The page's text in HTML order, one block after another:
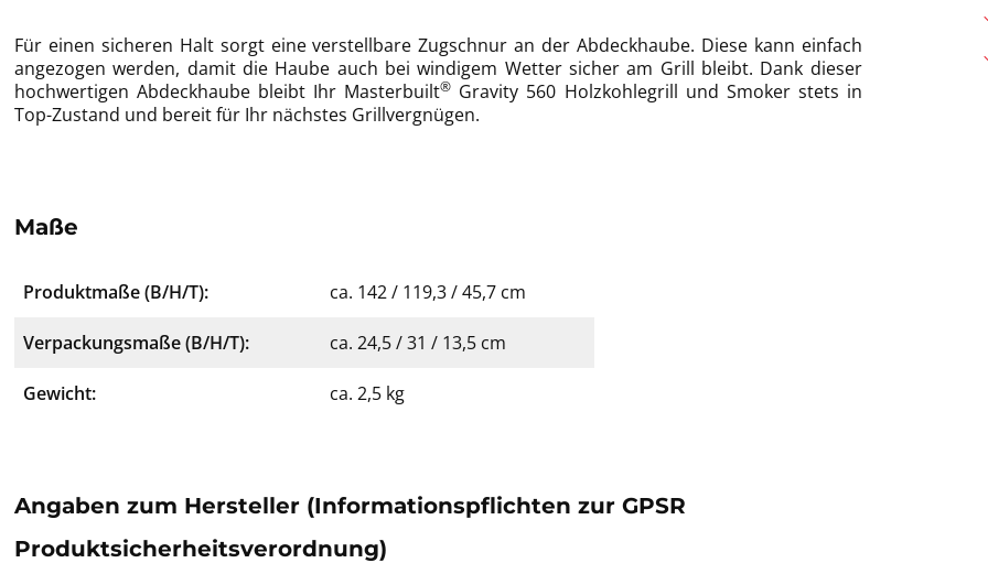
Für einen sicheren Halt sorgt eine verstellbare Zugschnur an der Abdeckhaube. Diese kann einfach
angezogen werden, damit die Haube auch bei windigem Wetter sicher am Grill bleibt. Dank dieser
hochwertigen Abdeckhaube bleibt Ihr Masterbuilt® Gravity 560 Holzkohlegrill und Smoker stets in
Top-Zustand und bereit für Ihr nächstes Grillvergnügen.
Maße
Produktmaße (B/H/T): ca. 142 / 119,3 / 45,7 cm
Verpackungsmaße (B/H/T): ca. 24,5 / 31 / 13,5 cm
Gewicht: ca. 2,5 kg
Angaben zum Hersteller (Informationspflichten zur GPSR
Produktsicherheitsverordnung)